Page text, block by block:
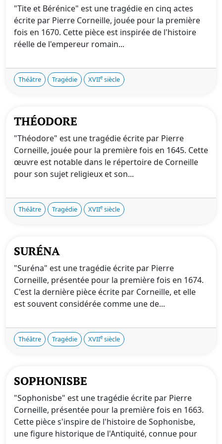
"Tite et Bérénice" est une tragédie en cinq actes
écrite par Pierre Corneille, jouée pour la première
fois en 1670. Cette pièce est inspirée de l'histoire
réelle de l'empereur romain...
Théâtre Tragédie XVIIe siècle
THÉODORE
"Théodore" est une tragédie écrite par Pierre
Corneille, jouée pour la première fois en 1645. Cette
œuvre est notable dans le répertoire de Corneille
pour son sujet religieux et son...
Théâtre Tragédie XVIIe siècle
SURÉNA
"Suréna" est une tragédie écrite par Pierre
Corneille, présentée pour la première fois en 1674.
C'est la dernière pièce écrite par Corneille, et elle
est souvent considérée comme une de...
Théâtre Tragédie XVIIe siècle
SOPHONISBE
"Sophonisbe" est une tragédie écrite par Pierre
Corneille, présentée pour la première fois en 1663.
Cette pièce s'inspire de l'histoire de Sophonisbe,
une figure historique de l'Antiquité, connue pour